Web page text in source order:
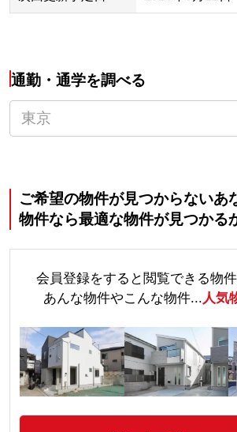
通勤・通学を調べる
ご希望の物件が見つからないあ
物件なら最適な物件が見つかる
会員登録をすると閲覧できる物
あんな物件やこんな物件... 人気